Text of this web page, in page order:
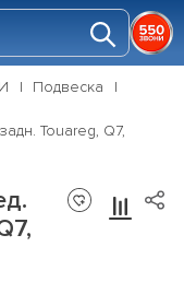
Подвеска
Touareg, Q7,